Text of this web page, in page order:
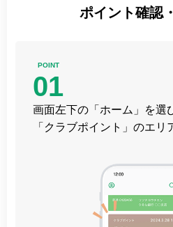
ポイント確認
POINT
01
画面左下の「ホーム」を選
「クラブポイント」のエリ